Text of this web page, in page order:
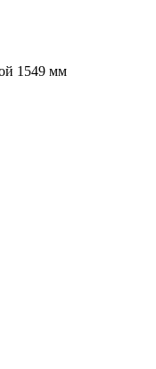
1549 мм